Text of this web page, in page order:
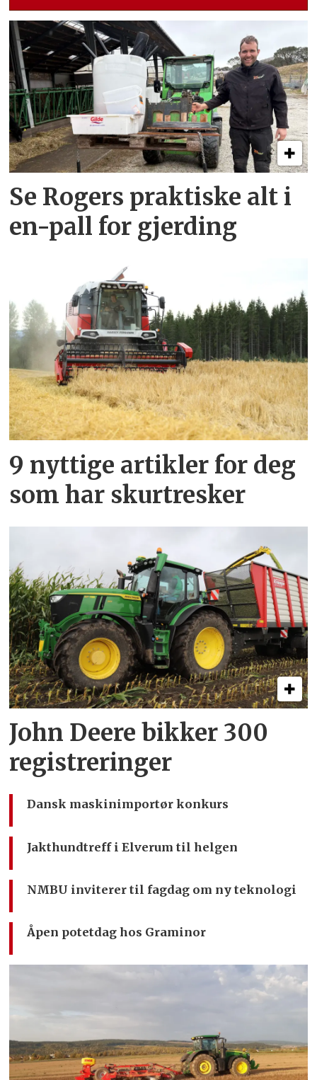
Se Rogers praktiske alt i
en-pall for gjerding
9 nyttige artikler for deg
som har skurtresker
John Deere bikker 300
registreringer
Dansk maskinimportør konkurs
Jakthundtreff i Elverum til helgen
NMBU inviterer til fagdag om ny teknologi
Åpen potetdag hos Graminor